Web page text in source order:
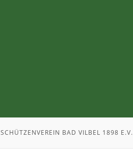
SCHÜTZENVEREIN BAD VILBEL 1898 E.V.